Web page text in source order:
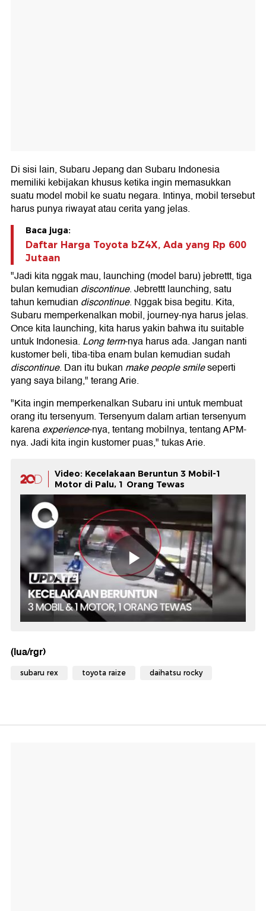
Di sisi lain, Subaru Jepang dan Subaru Indonesia
memiliki kebijakan khusus ketika ingin memasukkan
suatu model mobil ke suatu negara. Intinya, mobil tersebut
harus punya riwayat atau cerita yang jelas.
Baca juga:
Daftar Harga Toyota bZ4X, Ada yang Rp 600
Jutaan
"Jadi kita nggak mau, launching (model baru) jebrettt, tiga
bulan kemudian discontinue. Jebrettt launching, satu
tahun kemudian discontinue. Nggak bisa begitu. Kita,
Subaru memperkenalkan mobil, journey-nya harus jelas.
Once kita launching, kita harus yakin bahwa itu suitable
untuk Indonesia. Long term-nya harus ada. Jangan nanti
kustomer beli, tiba-tiba enam bulan kemudian sudah
discontinue. Dan itu bukan make people smileseperti
yang saya bilang," terang Arie.
"Kita ingin memperkenalkan Subaru ini untuk membuat
orang itu tersenyum. Tersenyum dalam artian tersenyum
karenaexperience-nya, tentang mobilnya, tentang APM-
nya. Jadi kita ingin kustomer puas," tukas Arie.
Video: Kecelakaan Beruntun 3 Mobil-1
Motor di Palu, 1 Orang Tewas
(lua/rgr)
subaru rex toyota raize daihatsu rocky